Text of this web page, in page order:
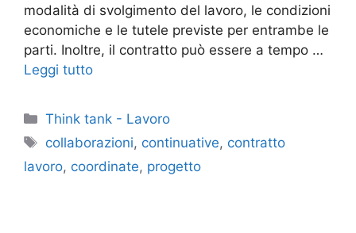
modalità di svolgimento del lavoro, le condizioni
economiche e le tutele previste per entrambe le
parti. Inoltre, il contratto può essere a tempo …
Leggi tutto
Categorie
Think tank - Lavoro
Tag
collaborazioni, continuative, contratto
lavoro, coordinate, progetto